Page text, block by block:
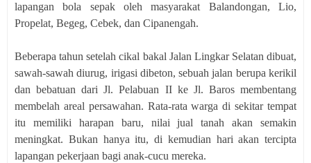
lapangan bola sepak oleh masyarakat Balandongan, Lio,
Propelat, Begeg, Cebek, dan Cipanengah.
Beberapa tahun setelah cikal bakal Jalan Lingkar Selatan dibuat,
sawah-sawah diurug, irigasi dibeton, sebuah jalan berupa kerikil
dan bebatuan dari Jl. Pelabuan II ke Jl. Baros membentang
membelah areal persawahan. Rata-rata warga di sekitar tempat
itu memiliki harapan baru, nilai jual tanah akan semakin
meningkat. Bukan hanya itu, di kemudian hari akan tercipta
lapangan pekerjaan bagi anak-cucu mereka.